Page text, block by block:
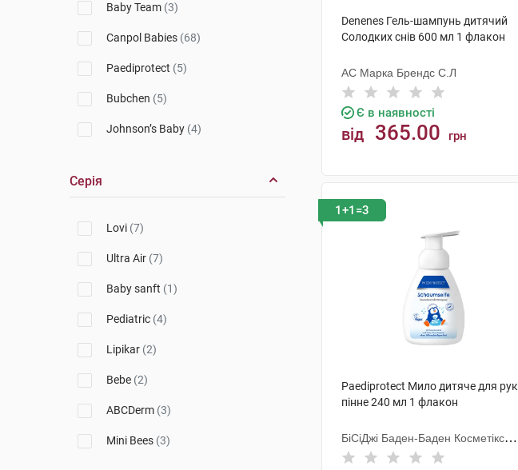
Baby Team (3)
Canpol Babies (68)
Paediprotect (5)
Bubchen (5)
Johnson’s Baby (4)
Серія
Lovi (7)
Ultra Air (7)
Baby sanft (1)
Pediatric (4)
Lipikar (2)
Bebe (2)
ABCDerm (3)
Mini Bees (3)
Denenes Гель-шампунь дитячий
Солодких снів 600 мл 1 флакон
АС Марка Брендс С.Л
Є в наявності
від 365.00 грн
1+1=3
Paediprotect Мило дитяче для рук
пінне 240 мл 1 флакон
БіСіДжі Баден-Баден Косметікс
Груп Гмбх